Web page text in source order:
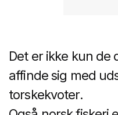
Det er ikke kun de
affinde sig med
torskekvoter.